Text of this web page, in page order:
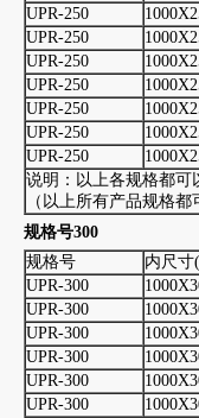
UPR-250
UPR-250
UPR-250
UPR-250
UPR-250
UPR-250
UPR-250
说明：以上各规格都可
（以上所有产品规格
规格号300
规格号
内尺
UPR-300
UPR-300
UPR-300
UPR-300
UPR-300
UPR-300